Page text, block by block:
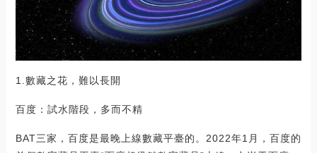
1.數藏之花，難以長開
百度：試水階段，多而不精
BAT三家，百度是最晚上線數藏平臺的。2022年1月，百度的